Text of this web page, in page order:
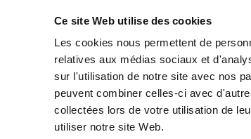
Ce site Web utilise des cookies
Les cookies nous permettent de
relatives aux médias sociaux et
sur l'utilisation de notre site avec nos
peuvent combiner celles-ci avec
collectées lors de votre utilisation de
utiliser notre site Web.